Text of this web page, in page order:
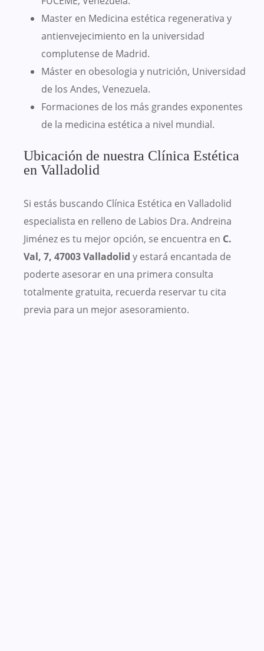
Master en Medicina estética regenerativa y
antienvejecimiento en la universidad
complutense de Madrid.
Máster en obesologia y nutrición, Universidad
de los Andes, Venezuela.
Formaciones de los más grandes exponentes
de la medicina estética a nivel mundial.
Ubicación de nuestra Clínica Estética
en Valladolid
Si estás buscando Clínica Estética en Valladolid
especialista en relleno de Labios Dra. Andreina
Jiménez es tu mejor opción, se encuentra en C.
Val, 7, 47003 Valladolid y estará encantada de
poderte asesorar en una primera consulta
totalmente gratuita, recuerda reservar tu cita
previa para un mejor asesoramiento.